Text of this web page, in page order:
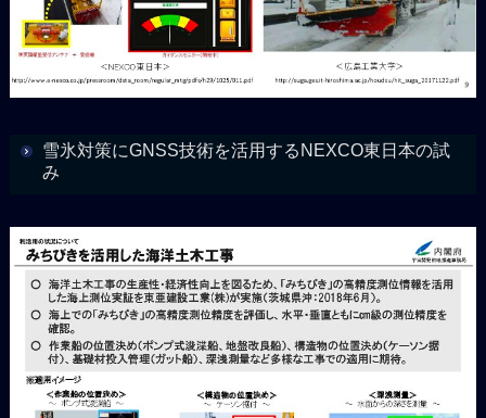
雪氷対策にGNSS技術を活用するNEXCO東日本の試
み